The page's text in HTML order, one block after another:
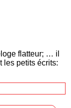
flatteur; … il
les petits écrits: